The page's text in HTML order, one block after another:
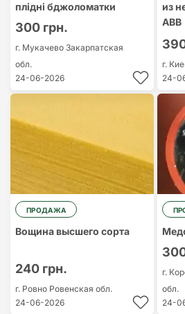
плідні бджоломатки
300 грн.
г. Мукачево Закарпатская
обл.
24-06-2026
из
ABB
г.
24-
ПРОДАЖА
Вощина высшего сорта
240 грн.
г. Ровно Ровенская обл.
24-06-2026
г.
обл.
24-